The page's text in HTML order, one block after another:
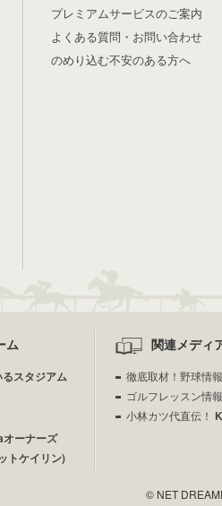
プレミアムサービスのご案内
よくある質問・お問い合わせ
のめり込む不安のある方へ
ム
るスタジアム
ーナーズ
トケイリン)
関連メディ
徹底取材！野球情
ゴルフレッスン情
小林カツ代直伝！
© NET